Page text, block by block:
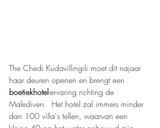
The Chedi Kudavillingili moet dit najaar
haar deuren openen en brengt een
boetiekhotel-ervaring richting de
Malediven.  Het hotel zal immers minder
dan 100 villa's tellen, waarvan een